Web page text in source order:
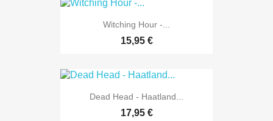
Witching Hour -...
15,95 €
Dead Head - Haatland...
17,95 €